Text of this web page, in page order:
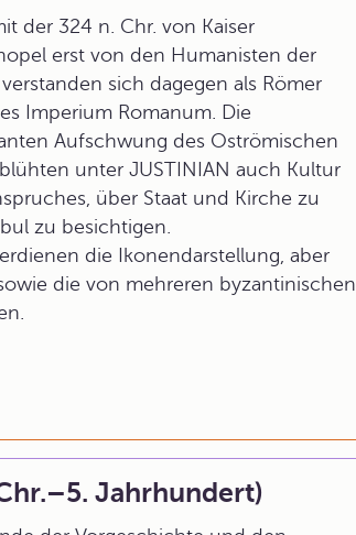
der 324 n. Chr. von Kaiser
erst von den Humanisten der
sich dagegen als Römer
Imperium Romanum. Die
Aufschwung des Oströmischen
unter JUSTINIAN auch Kultur
über Staat und Kirche zu
zu besichtigen.
die Ikonendarstellung, aber
die von mehreren byzantinischen
Jahrhundert)